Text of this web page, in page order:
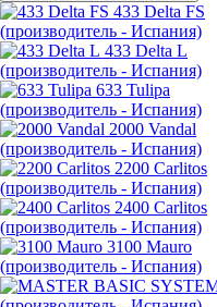
433 Delta FS
(производитель - Испания)
433 Delta L
(производитель - Испания)
633 Tulipa
(производитель - Испания)
2000 Vandal
(производитель - Испания)
2200 Carlitos
(производитель - Испания)
2400 Carlitos
(производитель - Испания)
3100 Mauro
(производитель - Испания)